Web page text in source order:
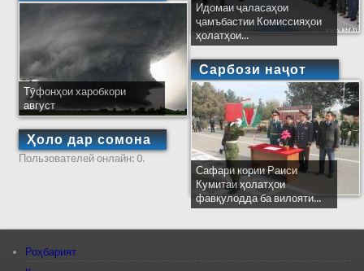
Тӯфонҳои харобкори
август
Ҳоло дар сомона
Пользователей онлайн: 0.
Идомаи ҷаласаҳои
ҷамъбастии Комиссияҳои
ҳолатҳои...
Сарбози наҷот
Сафари кории Раиси
Кумитаи ҳолатҳои
фавқулодда ба вилояти...
Роҳбарият